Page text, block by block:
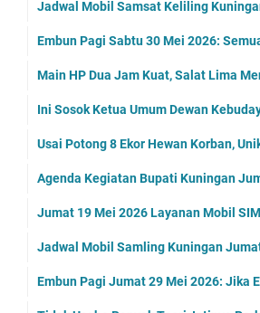
Jadwal Mobil Samsat Keliling
Embun Pagi Sabtu 30 Mei 2026:
Main HP Dua Jam Kuat, Salat Lima
Ini Sosok Ketua Umum Dewan
Usai Potong 8 Ekor Hewan Korban,
Agenda Kegiatan Bupati Kuningan
Jumat 19 Mei 2026 Layanan Mobil
Jadwal Mobil Samling Kuningan
Embun Pagi Jumat 29 Mei 2026: Jika